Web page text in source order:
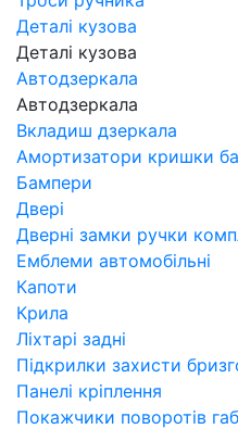
Деталі кузова
Деталі кузова
Автодзеркала
Автодзеркала
Вкладиш дзеркала
Амортизатори кришки
Бампери
Двері
Дверні замки ручки
Емблеми автомобільні
Капоти
Крила
Ліхтарі задні
Підкрилки захисти
Панелі кріплення
Покажчики поворотів